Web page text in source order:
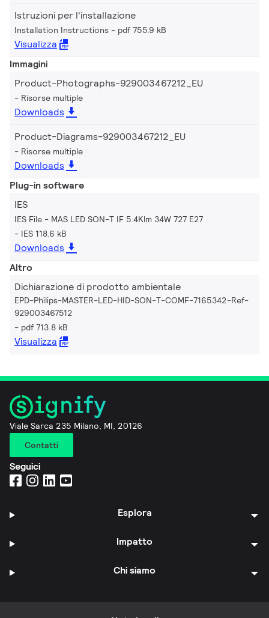
Istruzioni per l'installazione
Installation Instructions pdf 755.9 kB
Visualizza
Immagini
Product-Photographs-929003467212_EU
Risorse multiple
Downloads
Product-Diagrams-929003467212_EU
Risorse multiple
Downloads
Plug-in software
IES
IES File - MAS LED SON-T IF 5.4Klm 34W 727 E27
IES 118.6 kB
Downloads
Altro
Dichiarazione di prodotto ambientale
EPD-Philips-MASTER-LED-HID-SON-T-COMF-7165342-Ref-
929003467512
pdf 713.8 kB
Visualizza
Viale Sarca 235 Milano, MI, 20126
Contatti
Seguici
Esplora
Impatto
Chi siamo